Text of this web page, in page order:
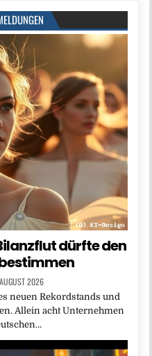
dürfte den
2026
neuen Rekordstands und
Allein acht Unternehmen